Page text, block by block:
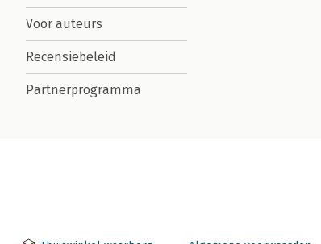
Voor auteurs
Recensiebeleid
Partnerprogramma